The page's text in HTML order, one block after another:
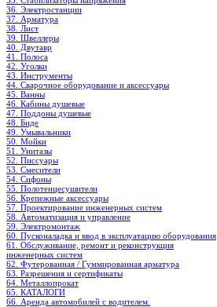
36. Электростанции
37. Арматура
38. Лист
39. Швеллеры
40. Двутавр
41. Полоса
42. Уголки
43. Инструменты
44. Сварочное оборудование и аксессуары
45. Ванны
46. Кабины душевые
47. Поддоны душевые
48. Биде
49. Умывальники
50. Мойки
51. Унитазы
52. Писсуары
53. Смесители
54. Сифоны
55. Полотенцесушители
56. Крепежные аксессуары
57. Проектирование инженерных систем
58. Автоматизация и управление
59. Электромонтаж
60. Пусконаладка и ввод в эксплуатацию оборудования
61. Обслуживание, ремонт и реконструкция
инженерных систем
62. Футерованная / Гуммированная арматура
63. Разрешения и сертификаты
64. Металлопрокат
65. КАТАЛОГИ
66. Аренда автомобилей с водителем.